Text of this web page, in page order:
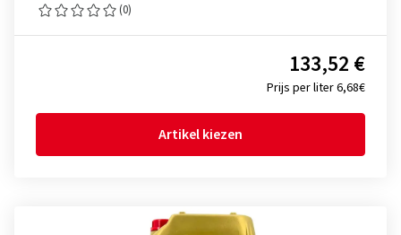
(0)
Prijs per liter 6,68€
133,52 €
Artikel kiezen